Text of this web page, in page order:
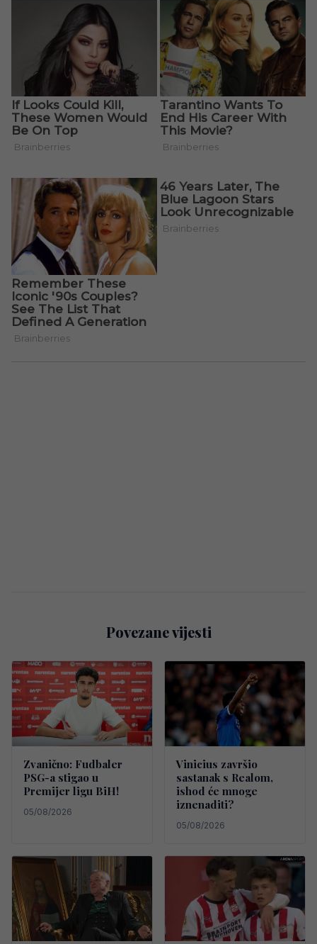
Povezane vijesti
Zvanično: Fudbaler
PSG-a stigao u
Premijer ligu BiH!
05/08/2026
Vinicius završio
sastanak s Realom,
ishod će mnoge
iznenaditi?
05/08/2026